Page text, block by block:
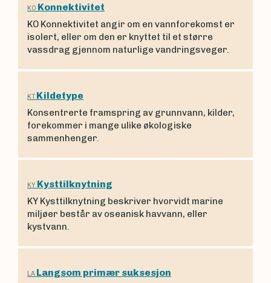
KO Konnektivitet
KO Konnektivitet angir om en vannforekomst er
isolert, eller om den er knyttet til et større
vassdrag gjennom naturlige vandringsveger.
KT Kildetype
Konsentrerte framspring av grunnvann, kilder,
forekommer i mange ulike økologiske
sammenhenger.
KY Kysttilknytning
KY Kysttilknytning beskriver hvorvidt marine
miljøer består av oseanisk havvann, eller
kystvann.
LA Langsom primær suksesjon